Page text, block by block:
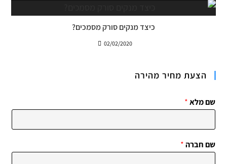
כיצד מנקים סורק מסמכים?
02/02/2020
הצעת מחיר מהירה
שם מלא*
שם חברה*